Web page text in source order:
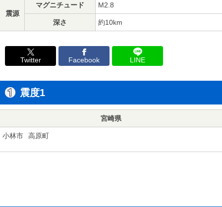
震源
マグニチュード M2.8
深さ 約10km
Twitter Facebook LINE
震度1
宮崎県
小林市 高原町